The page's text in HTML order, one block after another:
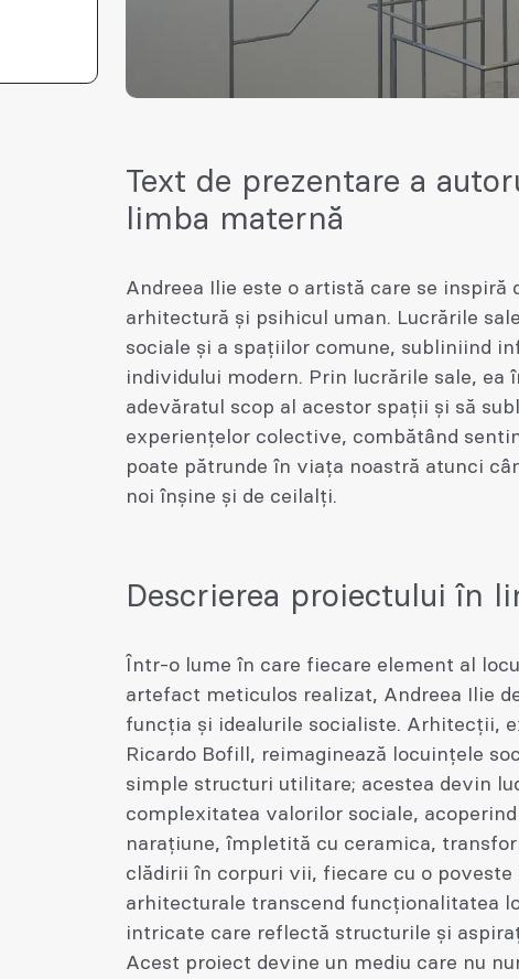
Text de prezentare a
limba maternă
Andreea Ilie este o artistă care se inspiră
arhitectură și psihicul uman. Lucrările
sociale și a spațiilor comune, subliniind
individului modern. Prin lucrările sale, ea
adevăratul scop al acestor spații și să
experiențelor colective, combătând
poate pătrunde în viața noastră atunci
noi înșine și de ceilalți.
Descrierea proiectului în
Într-o lume în care fiecare element al
artefact meticulos realizat, Andreea Ilie
funcția și idealurile socialiste. Arhitecții,
Ricardo Bofill, reimaginează locuințele
simple structuri utilitare; acestea devin
complexitatea valorilor sociale,
narațiune, împletită cu ceramica,
clădirii în corpuri vii, fiecare cu o poveste
arhitecturale transcend funcționalitatea
intricate care reflectă structurile și
Acest proiect devine un mediu care nu